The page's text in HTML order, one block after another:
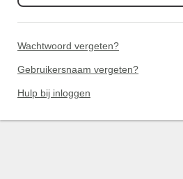
Wachtwoord vergeten?
Gebruikersnaam vergeten?
Hulp bij inloggen